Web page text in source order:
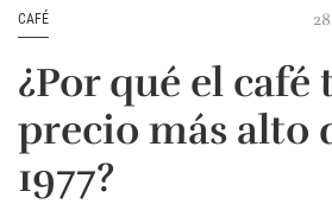
CAFÉ
¿Por qué el café
precio más alto
1977?